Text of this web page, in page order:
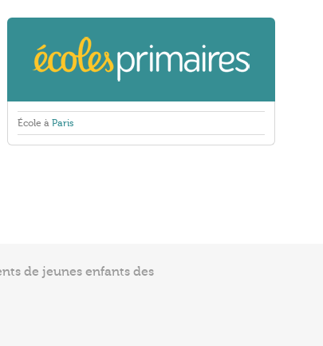
École à Paris
de jeunes enfants des